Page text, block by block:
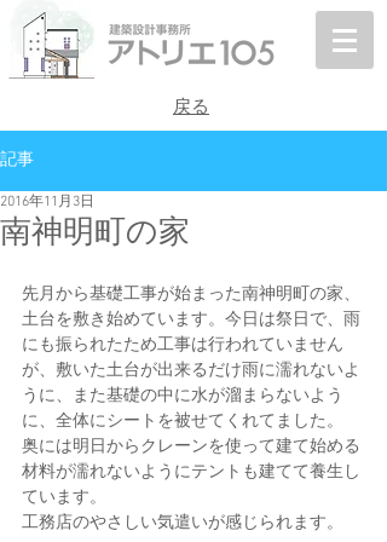
戻る
記事
南神明町の家
2016年11月3日
先月から基礎工事が始まった南神明町の家、
土台を敷き始めています。今日は祭日で、雨
にも振られたため工事は行われていません
が、敷いた土台が出来るだけ雨に濡れないよ
うに、また基礎の中に水が溜まらないよう
に、全体にシートを被せてくれてました。
奥には明日からクレーンを使って建て始める
材料が濡れないようにテントも建てて養生し
ています。
工務店のやさしい気遣いが感じられます。